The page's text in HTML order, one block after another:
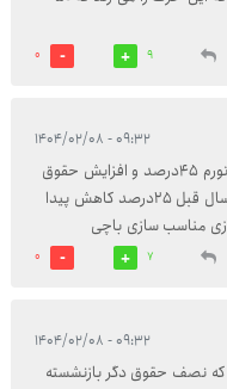
9
0
۰۹:۳۲ - ۱۴۰۴/۰۲/۰۸
حقوق باید بر اساس تورم افزایش پیدا کند با تورم 45درصد و افزایش حقوق
20درصد قدرت خرید باز نشستگان نسبت به سال قبل 25درصد کاهش پیدا
مناسب سازی باچی
7
0
۰۹:۳۲ - ۱۴۰۴/۰۲/۰۸
که نصف حقوق دگر بازنشسته